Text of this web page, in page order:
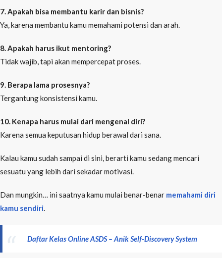
7. Apakah bisa membantu karir dan bisnis?
Ya, karena membantu kamu memahami potensi dan arah.
8. Apakah harus ikut mentoring?
Tidak wajib, tapi akan mempercepat proses.
9. Berapa lama prosesnya?
Tergantung konsistensi kamu.
10. Kenapa harus mulai dari mengenal diri?
Karena semua keputusan hidup berawal dari sana.
Kalau kamu sudah sampai di sini, berarti kamu sedang mencari
sesuatu yang lebih dari sekadar motivasi.
Dan mungkin… ini saatnya kamu mulai benar-benar memahami diri
kamu sendiri.
Daftar Kelas Online ASDS – Anik Self-Discovery System